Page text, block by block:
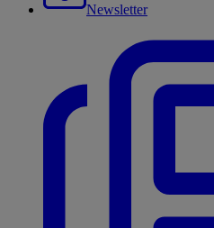
Newsletter